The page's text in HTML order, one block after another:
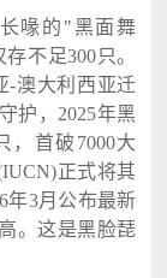
喙的"黑面舞
不足300只。
-澳大利西亚迁
护，2025年黑
，首破7000大
正式将其
年3月公布最新
。这是黑脸琵